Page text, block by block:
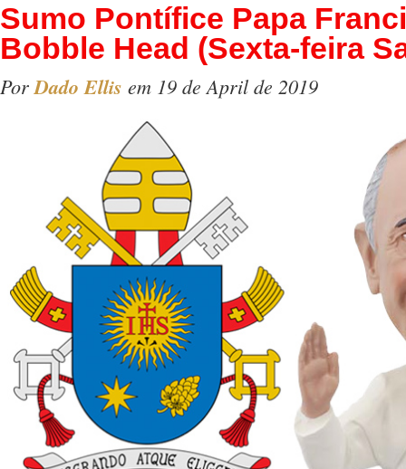
Sumo Pontífice Papa
Bobble Head (Sexta-feira
PorDado Ellis em 19 de April de 2019